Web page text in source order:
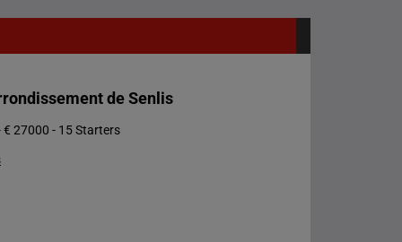
de Senlis
€ 27000 - 15 Starters